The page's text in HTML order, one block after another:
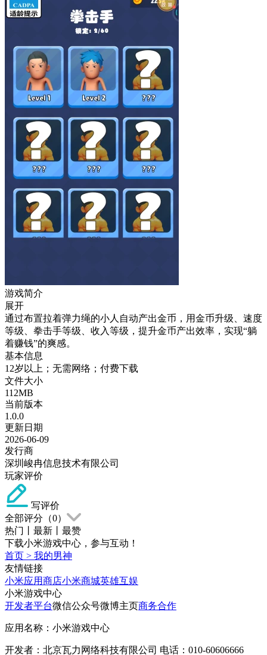
游戏简介
展开
通过布置拉着弹力绳的小人自动产出金币，用金币升级、速度
等级、拳击手等级、收入等级，提升金币产出效率，实现“躺
着赚钱”的爽感。
基本信息
12岁以上；无需网络；付费下载
文件大小
112MB
当前版本
1.0.0
更新日期
2026-06-09
发行商
深圳峻冉信息技术有限公司
玩家评价
写评价
全部评分（0）
热门
最新
最赞
下载小米游戏中心，参与互动！
首页 > 我的男神
友情链接
小米应用商店小米商城英雄互娱
小米游戏中心
开发者平台微信公众号微博主页商务合作
应用名称：小米游戏中心
开发者：北京瓦力网络科技有限公司 电话：010-60606666